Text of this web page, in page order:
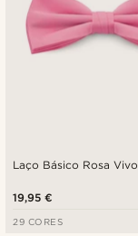
Laço Básico Rosa Vivo
19,95 €
29 CORES